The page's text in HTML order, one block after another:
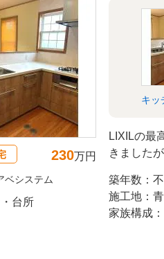
230万円
ベシステム
台所
キッ
LIXILの最
きました
収まらず
40cm」を
一したい
を8cmふ
外だった
築年数：
施工地：
家族構成